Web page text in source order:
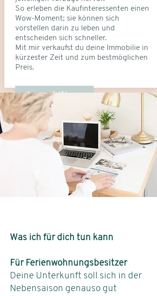
So erleben die Kaufinteressenten einen
Wow-Moment; sie können sich
vorstellen darin zu leben und
entscheiden sich schneller.
Mit mir verkaufst du deine Immobilie in
kürzester Zeit und zum bestmöglichen
Preis.
Immobilien
Was ich für dich tun kann
Für Ferienwohnungsbesitzer
Deine Unterkunft soll sich in der
Nebensaison genauso gut